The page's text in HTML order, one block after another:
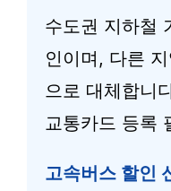
수도권 지하철
인이며, 다른
으로 대체합니
교통카드 등록
고속버스 할인